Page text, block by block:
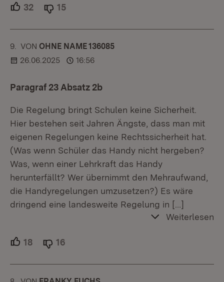
32 Unterstützer.
15
9. KOMMENTAR
VON :OHNE NAME 136085
26.06.2025
16:56
Paragraf 23 Absatz 2b
Die Regelung bringt Schulen keine Sicherheit.
Hier bestehen seit Jahren Ängste, dass man mit
eigenen Regelungen keine Rechtssicherheit hat.
(Was wenn Schüler das Handy nicht hergeben?
Was, wenn einer Lehrkraft das Handy
herunterfällt? Wer übernimmt den Mehraufwand,
die Handyregelungen umzusetzen?) Es wäre
dringend eine landesweite Regelung in […]
Weiterlesen
18 Unterstützer.
16